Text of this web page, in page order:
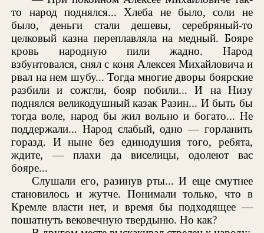
то народ поднялся... Хлеба не было, соли не
было, деньги стали дешевы, серебряный-то
целковый казна переплавляла на медный. Бояре
кровь народную пили жадно. Народ
взбунтовался, снял с коня Алексея Михайловича и
рвал на нем шубу... Тогда многие дворы боярские
разбили и сожгли, бояр побили... И на Низу
поднялся великодушный казак Разин... И быть бы
тогда воле, народ бы жил вольно и богато... Не
поддержали... Народ слабый, одно — горланить
горазд. И ныне без единодушия того, ребята,
ждите, — плахи да виселицы, одолеют вас
бояре...
Слушали его, разинув рты... И еще смутнее
становилось и жутче. Понимали только, что в
Кремле власти нет, и время бы подходящее —
пошатнуть вековечную твердыню. Но как?